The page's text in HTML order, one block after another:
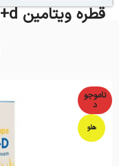
قطره ویتامین a+d ویواکیدز 30 میلی لیتر
ناموجو
د
هلو